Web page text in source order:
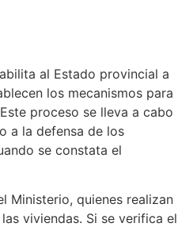
al Estado provincial a
los mecanismos para
proceso se lleva a cabo
a la defensa de los
se constata el
Ministerio, quienes realizan
viviendas. Si se verifica el